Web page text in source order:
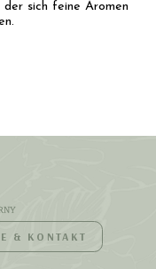
der sich feine Aromen
& KONTAKT